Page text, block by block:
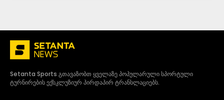
Setanta Sports გთავაზობთ ყველაზე პოპულარული სპორტული
ტურნირების ექსკლუზიურ პირდაპირ ტრანსლაციებს.